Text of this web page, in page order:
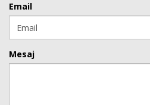
Email
Mesaj